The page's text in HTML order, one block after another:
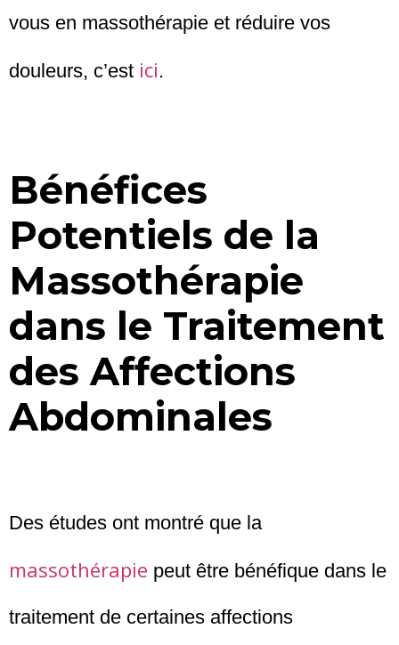
vous en massothérapie et réduire vos
douleurs, c’est ici.
Bénéfices
Potentiels de la
Massothérapie
dans le Traitement
des Affections
Abdominales
Des études ont montré que la
massothérapie peut être bénéfique dans le
traitement de certaines affections